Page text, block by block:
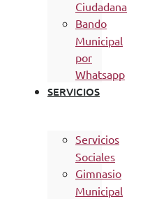
Ciudadana
Bando
Municipal
por
Whatsapp
SERVICIOS
Servicios
Sociales
Gimnasio
Municipal